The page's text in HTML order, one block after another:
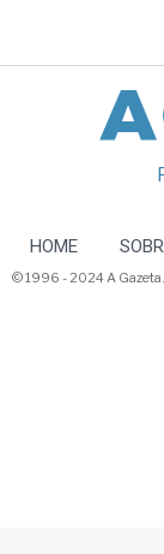
HOME
© 1996 - 2024 A Gazeta.